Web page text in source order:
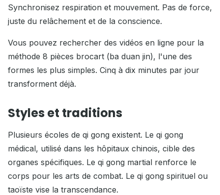
Synchronisez respiration et mouvement. Pas de force,
juste du relâchement et de la conscience.
Vous pouvez rechercher des vidéos en ligne pour la
méthode 8 pièces brocart (ba duan jin), l'une des
formes les plus simples. Cinq à dix minutes par jour
transforment déjà.
Styles et traditions
Plusieurs écoles de qi gong existent. Le qi gong
médical, utilisé dans les hôpitaux chinois, cible des
organes spécifiques. Le qi gong martial renforce le
corps pour les arts de combat. Le qi gong spirituel ou
taoïste vise la transcendance.